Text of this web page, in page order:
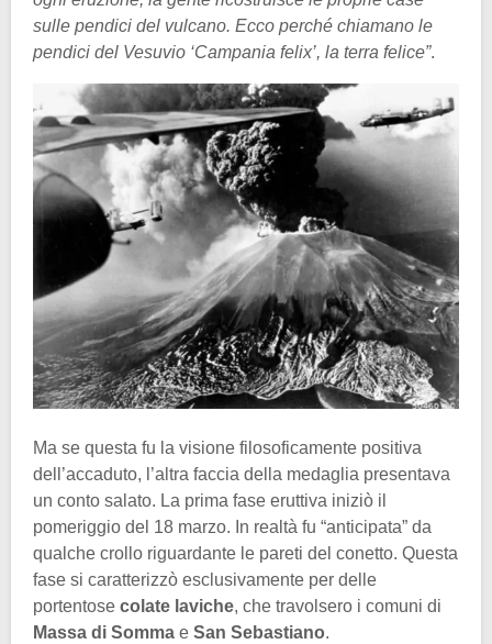
sulle pendici del vulcano. Ecco perché chiamano le
pendici del Vesuvio ‘Campania felix’, la terra felice”.
Ma se questa fu la visione filosoficamente positiva
dell’accaduto, l’altra faccia della medaglia presentava
un conto salato. La prima fase eruttiva iniziò il
pomeriggio del 18 marzo. In realtà fu “anticipata” da
qualche crollo riguardante le pareti del conetto. Questa
fase si caratterizzò esclusivamente per delle
portentose colate laviche, che travolsero i comuni di
Massa di Somma e San Sebastiano.